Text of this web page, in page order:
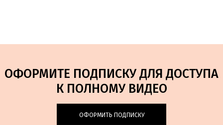
ОФОРМИТЕ ПОДПИСКУ ДЛЯ ДОСТУПА
К ПОЛНОМУ ВИДЕО
ОФОРМИТЬ ПОДПИСКУ